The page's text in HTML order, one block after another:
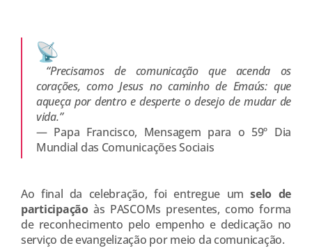
“Precisamos de comunicação que acenda os
corações, como Jesus no caminho de Emaús: que
aqueça por dentro e desperte o desejo de mudar de
vida.”
— Papa Francisco, Mensagem para o 59º Dia
Mundial das Comunicações Sociais
Ao final da celebração, foi entregue umselo de
participaçãoàs PASCOMs presentes, como forma
de reconhecimento pelo empenho e dedicação no
serviço de evangelização por meio da comunicação.